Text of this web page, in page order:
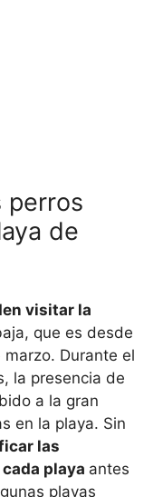
perros
de
visitar la
que es desde
Durante el
la presencia de
a la gran
en la playa. Sin
las
playa antes
playas